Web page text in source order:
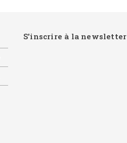
S'inscrire à la newsletter